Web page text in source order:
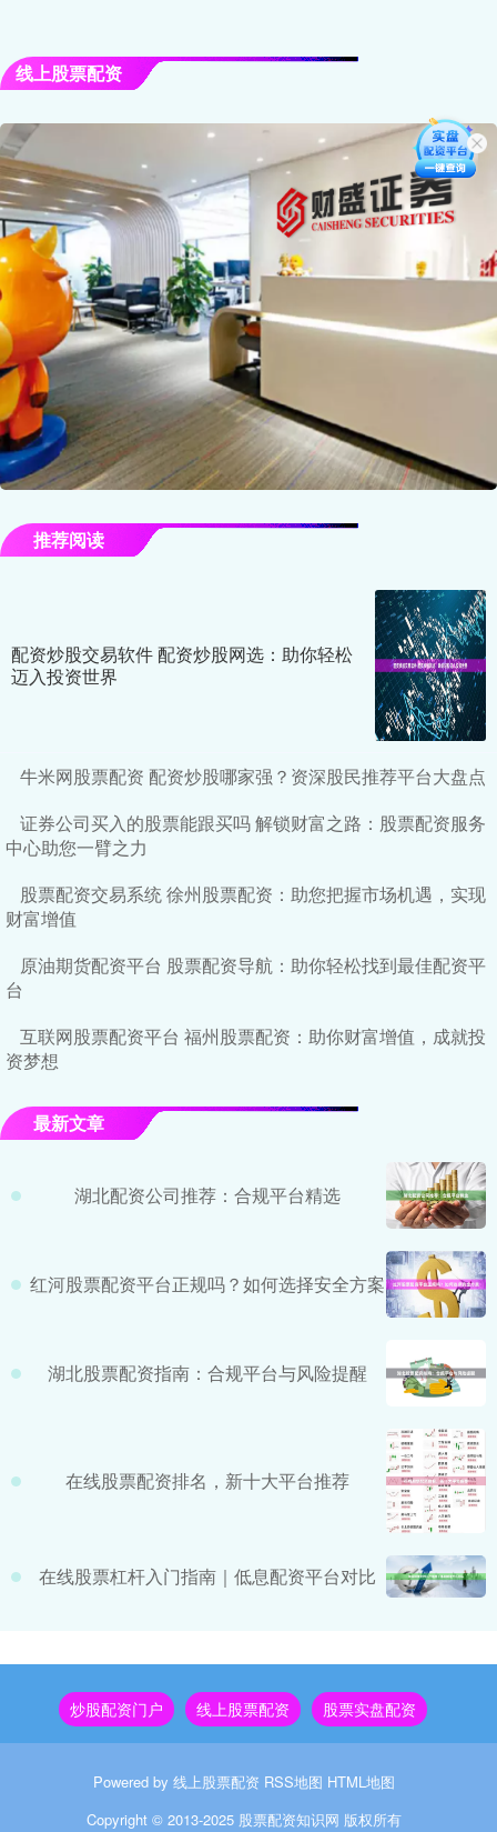
线上股票配资
推荐阅读
配资炒股交易软件 配资炒股网选：助你轻松
迈入投资世界
牛米网股票配资 配资炒股哪家强？资深股民推荐平台大盘点
证券公司买入的股票能跟买吗 解锁财富之路：股票配资服务
中心助您一臂之力
股票配资交易系统 徐州股票配资：助您把握市场机遇，实现
财富增值
原油期货配资平台 股票配资导航：助你轻松找到最佳配资平
台
互联网股票配资平台 福州股票配资：助你财富增值，成就投
资梦想
最新文章
湖北配资公司推荐：合规平台精选
红河股票配资平台正规吗？如何选择安全方案
湖北股票配资指南：合规平台与风险提醒
在线股票配资排名，新十大平台推荐
在线股票杠杆入门指南｜低息配资平台对比
炒股配资门户 线上股票配资 股票实盘配资
Powered by 线上股票配资 RSS地图 HTML地图
Copyright © 2013-2025 股票配资知识网 版权所有